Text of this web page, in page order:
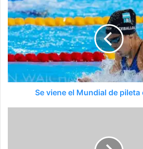
Se viene el Mundial de